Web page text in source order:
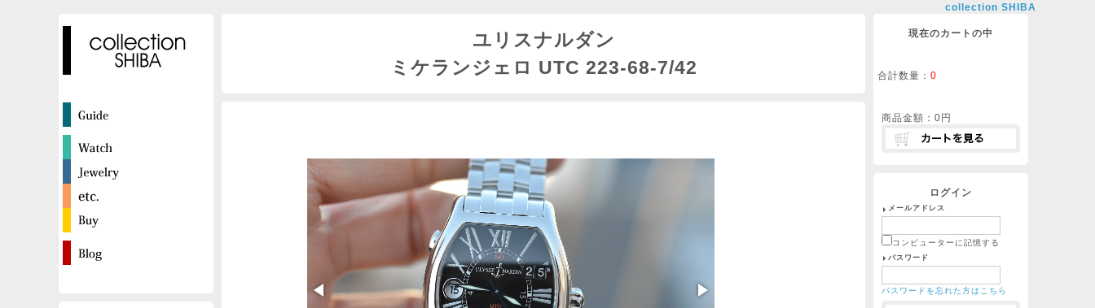
collection SHIBA
ユリスナルダン
ミケランジェロ UTC 223-68-7/42
現在のカートの中
合計数量： 0
商品金額： 0円
ログイン
メールアドレス
コンピューターに記憶する
パスワード
パスワードを忘れた方はこちら